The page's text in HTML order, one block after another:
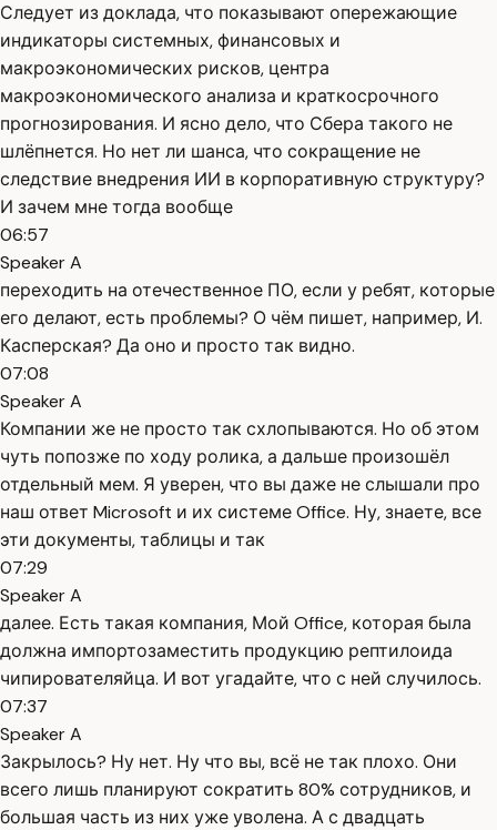
Следует из доклада, что показывают опережающие
индикаторы системных, финансовых и
макроэкономических рисков, центра
макроэкономического анализа и краткосрочного
прогнозирования. И ясно дело, что Сбера такого не
шлёпнется. Но нет ли шанса, что сокращение не
следствие внедрения ИИ в корпоративную структуру?
И зачем мне тогда вообще
06:57
Speaker A
переходить на отечественное ПО, если у ребят, которые
его делают, есть проблемы? О чём пишет, например, И.
Касперская? Да оно и просто так видно.
07:08
Speaker A
Компании же не просто так схлопываются. Но об этом
чуть попозже по ходу ролика, а дальше произошёл
отдельный мем. Я уверен, что вы даже не слышали про
наш ответ Microsoft и их системе Office. Ну, знаете, все
эти документы, таблицы и так
07:29
Speaker A
далее. Есть такая компания, Мой Office, которая была
должна импортозаместить продукцию рептилоида
чипирователяйца. И вот угадайте, что с ней случилось.
07:37
Speaker A
Закрылось? Ну нет. Ну что вы, всё не так плохо. Они
всего лишь планируют сократить 80% сотрудников, и
большая часть из них уже уволена. А с двадцать